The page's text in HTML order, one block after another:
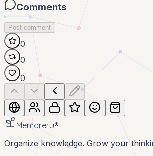
Comments
Post comment
0
0
0
Memoreru®
Organize knowledge. Grow your